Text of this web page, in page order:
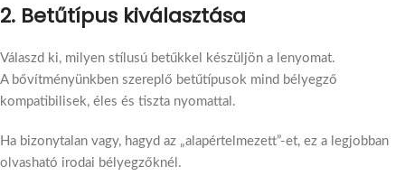
2. Betűtípus kiválasztása
Válaszd ki, milyen stílusú betűkkel készüljön a lenyomat.
A bővítményünkben szereplő betűtípusok mind bélyegző
kompatibilisek, éles és tiszta nyomattal.
Ha bizonytalan vagy, hagyd az „alapértelmezett”-et, ez a legjobban
olvasható irodai bélyegzőknél.